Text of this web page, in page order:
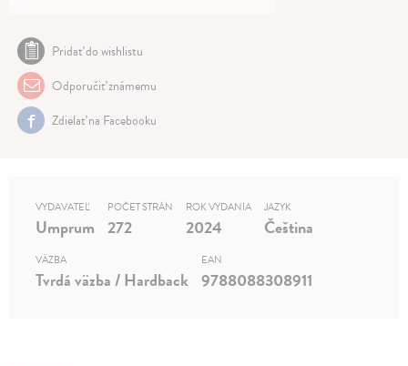
Pridať do wishlistu
Odporučiť známemu
Zdielať na Facebooku
VYDAVATEĽ
Umprum
POČET STRÁN
272
ROK VYDANIA
2024
JAZYK
Čeština
VÄZBA
Tvrdá väzba / Hardback
EAN
9788088308911